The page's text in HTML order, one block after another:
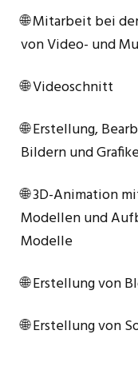
🌐 Mitarbeit bei
von Video- und
🌐 Videoschnitt
🌐 Erstellung,
Bildern und
🌐 3D-Animation
Modellen und
Modelle
🌐 Erstellung von
🌐 Erstellung von